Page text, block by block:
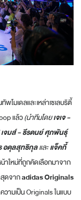
โมเดลและเหล่าเซเลบริตี้
แล้ว(นำทีมโดยเจเจ -
เจมส์ - ธีรดนย์ ศุภพันธุ์
อดุลสุทธิกุลและแจ็คกี้
าใหม่ที่ถูกคัดเลือกมาจาก
ดจากadidasOriginals
ามเป็น Originals ในแบบ